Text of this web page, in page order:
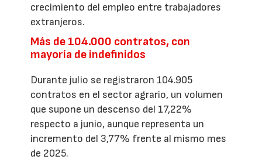
crecimiento del empleo entre trabajadores
extranjeros.
Más de 104.000 contratos, con
mayoría de indefinidos
Durante julio se registraron 104.905
contratos en el sector agrario, un volumen
que supone un descenso del 17,22%
respecto a junio, aunque representa un
incremento del 3,77% frente al mismo mes
de 2025.